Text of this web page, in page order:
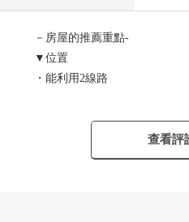
－房屋的推薦重點-
▼位置
・能利用2線路
・在清靜的高地的住宅區
▼建築物的特徴
查看評